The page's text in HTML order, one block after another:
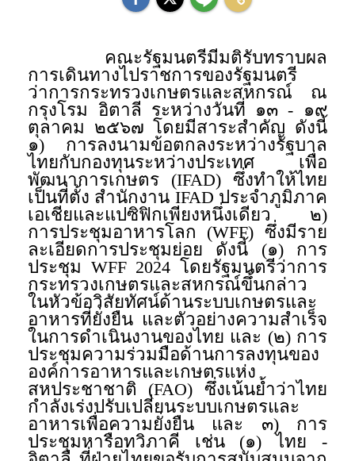
คณะรัฐมนตรีมีมติรับทราบผล
การเดินทางไปราชการของรัฐมนตรี
ว่าการกระทรวงเกษตรและสหกรณ์ ณ
กรุงโรม อิตาลี ระหว่างวันที่ ๑๓ - ๑๙
ตุลาคม ๒๕๖๗ โดยมีสาระสำคัญ ดังนี้
๑) การลงนามข้อตกลงระหว่างรัฐบาล
ไทยกับกองทุนระหว่างประเทศ เพื่อ
พัฒนาการเกษตร (IFAD) ซึ่งทำให้ไทย
เป็นที่ตั้ง สำนักงาน IFAD ประจำภูมิภาค
เอเชียและแปซิฟิกเพียงหนึ่งเดียว ๒)
การประชุมอาหารโลก (WFF) ซึ่งมีราย
ละเอียดการประชุมย่อย ดังนี้ (๑) การ
ประชุม WFF 2024 โดยรัฐมนตรีว่าการ
กระทรวงเกษตรและสหกรณ์ขึ้นกล่าว
ในหัวข้อวิสัยทัศน์ด้านระบบเกษตรและ
อาหารที่ยั่งยืน และตัวอย่างความสำเร็จ
ในการดำเนินงานของไทย และ (๒) การ
ประชุมความร่วมมือด้านการลงทุนของ
องค์การอาหารและเกษตรแห่ง
สหประชาชาติ (FAO) ซึ่งเน้นย้ำว่าไทย
กำลังเร่งปรับเปลี่ยนระบบเกษตรและ
อาหารเพื่อความยั่งยืน และ ๓) การ
ประชุมหารือทวิภาคี เช่น (๑) ไทย -